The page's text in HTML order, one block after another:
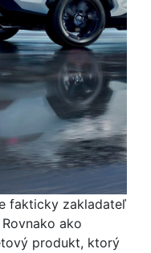
fakticky zakladateľ
ako
produkt, ktorý